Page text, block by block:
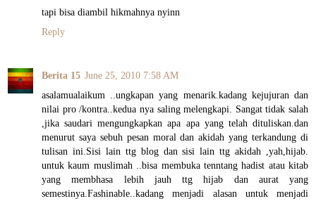
tapi bisa diambil hikmahnya nyinn
Reply
Berita 15 June 25, 2010 7:58 AM
asalamualaikum ..ungkapan yang menarik.kadang kejujuran dan
nilai pro /kontra..kedua nya saling melengkapi. Sangat tidak salah
,jika saudari mengungkapkan apa apa yang telah dituliskan.dan
menurut saya sebuh pesan moral dan akidah yang terkandung di
tulisan ini.Sisi lain ttg blog dan sisi lain ttg akidah ,yah,hijab.
untuk kaum muslimah ..bisa membuka tenntang hadist atau kitab
yang membhasa lebih jauh ttg hijab dan aurat yang
semestinya.Fashinable..kadang menjadi alasan untuk menjadi